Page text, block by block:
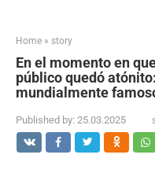
Home » story
En el momento en
público quedó
mundialmente
Published by: 25.03.2025